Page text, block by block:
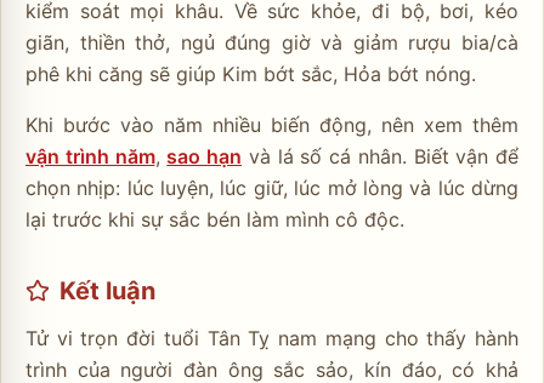
kiểm soát mọi khâu. Về sức khỏe, đi bộ, bơi, kéo
giãn, thiền thở, ngủ đúng giờ và giảm rượu bia/cà
phê khi căng sẽ giúp Kim bớt sắc, Hỏa bớt nóng.
Khi bước vào năm nhiều biến động, nên xem thêm
vận trình năm,sao hạn và lá số cá nhân. Biết vận để
chọn nhịp: lúc luyện, lúc giữ, lúc mở lòng và lúc dừng
lại trước khi sự sắc bén làm mình cô độc.
Kết luận
Tử vi trọn đời tuổi Tân Tỵ nam mạng cho thấy hành
trình của người đàn ông sắc sảo, kín đáo, có khả